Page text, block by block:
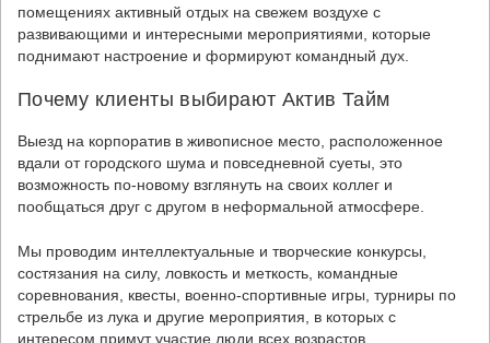
помещениях активный отдых на свежем воздухе с
развивающими и интересными мероприятиями, которые
поднимают настроение и формируют командный дух.
Почему клиенты выбирают Актив Тайм
Выезд на корпоратив в живописное место, расположенное
вдали от городского шума и повседневной суеты, это
возможность по-новому взглянуть на своих коллег и
пообщаться друг с другом в неформальной атмосфере.
Мы проводим интеллектуальные и творческие конкурсы,
состязания на силу, ловкость и меткость, командные
соревнования, квесты, военно-спортивные игры, турниры по
стрельбе из лука и другие мероприятия, в которых с
интересом примут участие люди всех возрастов.